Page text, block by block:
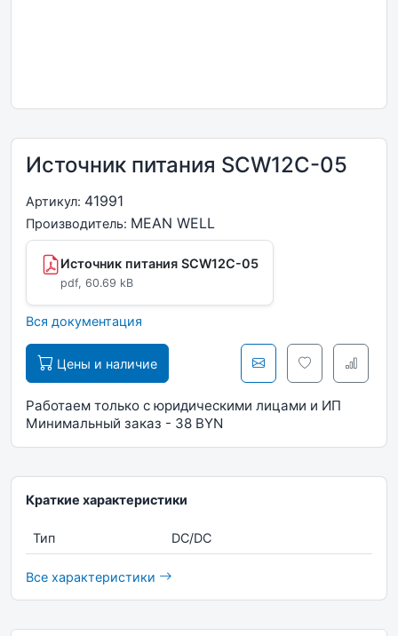
Источник питания SCW12C-05
Артикул: 41991
Производитель: MEAN WELL
Источник питания SCW12C-05
pdf, 60.69 kB
Вся документация
Цены и наличие
Работаем только с юридическими лицами и ИП
Минимальный заказ - 38 BYN
Краткие характеристики
Тип DC/DC
Все характеристики